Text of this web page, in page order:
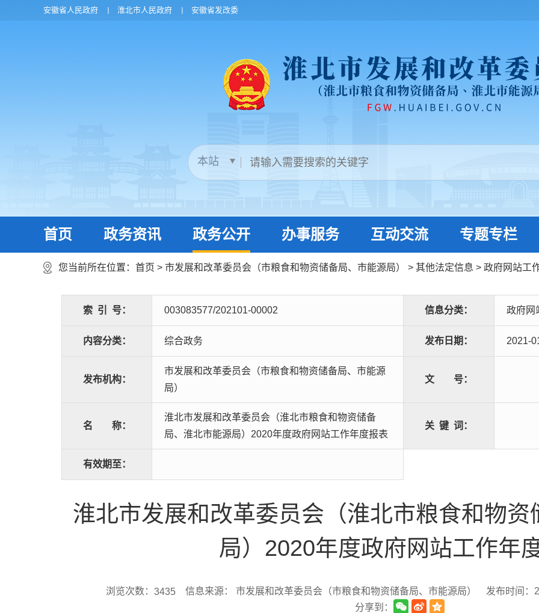
安徽省人民政府 淮北市人民政府 安徽省发改委
首页 政务资讯 政务公开 办事服务 互动交流 专题专栏
您当前所在位置： 首页 > 市发展和改革委员会（市粮食和物资储备局、市能源局） > 其他法定信息 > 政府网站工
索 引 号： 003083577/202101-00002 信息分类： 政府网
内容分类： 综合政务 发布日期： 2021-
发布机构：
市发展和改革委员会（市粮食和物资储备局、市能源
局）
文 号：
名 称：
淮北市发展和改革委员会（淮北市粮食和物资储备
局、淮北市能源局）2020年度政府网站工作年度报表
关 键 词：
有效期至：
淮北市发展和改革委员会（淮北市粮食和物资
局）2020年度政府网站工作年
浏览次数： 3435 信息来源： 市发展和改革委员会（市粮食和物资储备局、市能源局） 发布时间：
分享到：